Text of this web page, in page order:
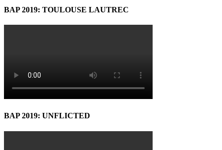
BAP 2019: TOULOUSE LAUTREC
BAP 2019: UNFLICTED